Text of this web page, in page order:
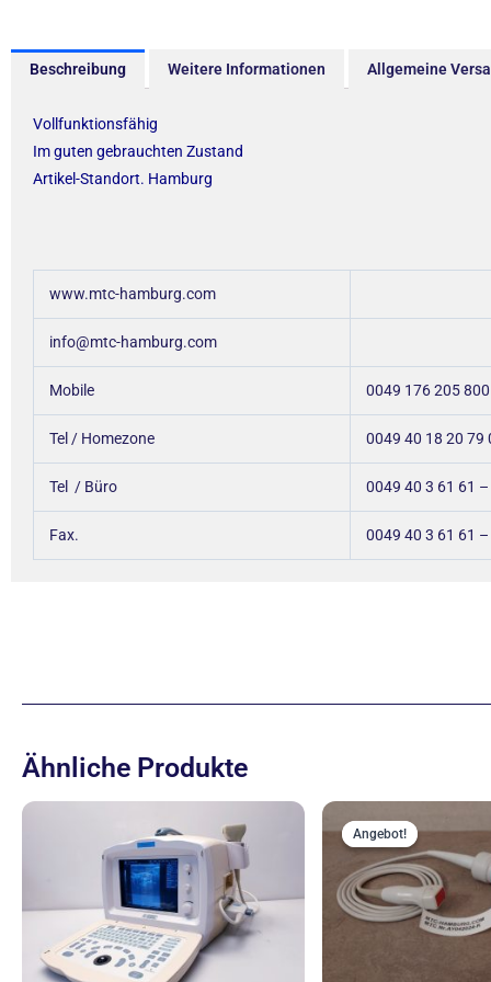
Beschreibung Weitere Informationen Allgemeine
Vollfunktionsfähig
Im guten gebrauchten Zustand
Artikel-Standort. Hamburg
www.mtc-hamburg.com
info@mtc-hamburg.com
Mobile 0049 176 205
Tel / Homezone 0049 40 18 20 79
Tel / Büro 0049 40 3 61 61
Fax. 0049 40 3 61 61
Ähnliche Produkte
Angebot!
Angebot!